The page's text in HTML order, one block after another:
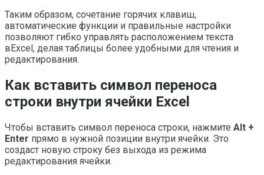
Таким образом, сочетание горячих клавиш,
автоматические функции и правильные настройки
позволяют гибко управлять расположением текста
вExcel, делая таблицы более удобными для чтения и
редактирования.
Как вставить символ переноса
строки внутри ячейки Excel
Чтобы вставить символ переноса строки, нажмите Alt +
Enter прямо в нужной позиции внутри ячейки. Это
создаст новую строку без выхода из режима
редактирования ячейки.